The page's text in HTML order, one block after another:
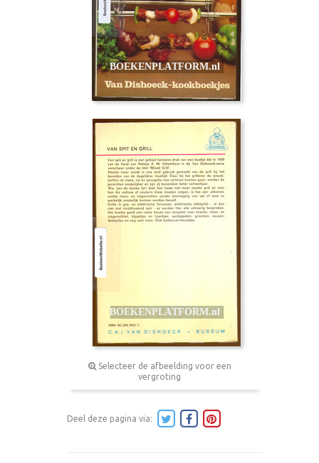
Selecteer de afbeelding voor een
vergroting
Deel deze pagina via: